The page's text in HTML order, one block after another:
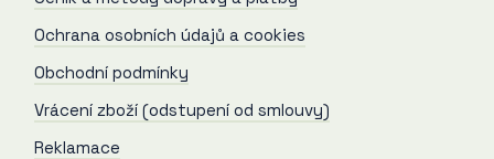
Ochrana osobních údajů a cookies
Obchodní podmínky
Vrácení zboží (odstupení od smlouvy)
Reklamace